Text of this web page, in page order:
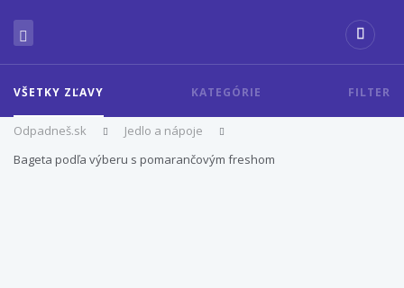
VŠETKY ZĽAVY KATEGÓRIE FILTER
Odpadneš.sk
Jedlo a nápoje
Bageta podľa výberu s pomarančovým freshom